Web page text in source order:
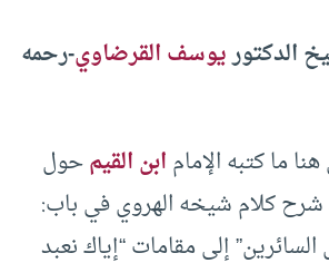
الدكتوريوسف القرضاوي-رحمه
ما كتبه الإمامابن القيمحول
شرح كلام شيخه الهروي في باب:
السائرين” إلى مقامات “إياك نعبد